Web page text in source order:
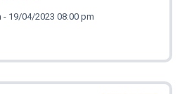
19/04/2023 08:00 pm